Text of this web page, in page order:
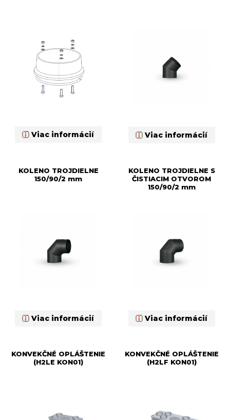
Viac informácií Viac informácií
KOLENO TROJDIELNE
150/90/2 mm
Viac informácií
KOLENO TROJDIELNE S
ČISTIACIM OTVOROM
150/90/2 mm
Viac informácií
KONVEKČNÉ OPLÁŠTENIE
(H2LE KON01)
KONVEKČNÉ OPLÁŠTENIE
(H2LF KON01)